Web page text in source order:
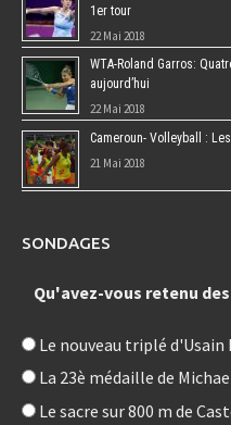
1er tour
22 Mai 2018
WTA-Roland Garros:
aujourd’hui
22 Mai 2018
Cameroun- Volleyball :
21 Mai 2018
SONDAGES
Qu'avez-vous retenu
Le nouveau triplé
La 23è médaille de
Le sacre sur 800 m de